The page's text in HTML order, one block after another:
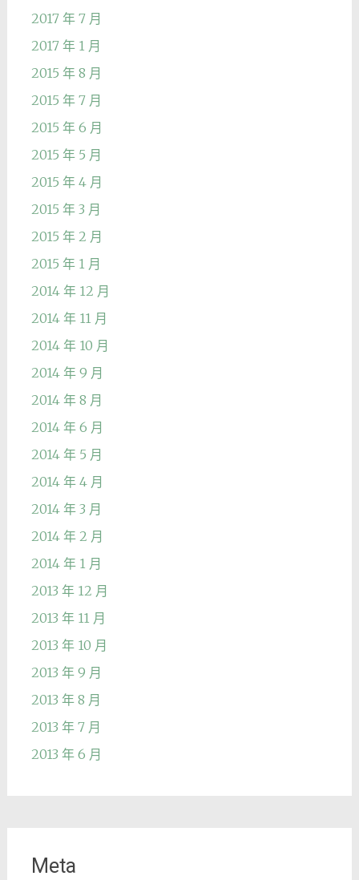
2017 年 7 月
2017 年 1 月
2015 年 8 月
2015 年 7 月
2015 年 6 月
2015 年 5 月
2015 年 4 月
2015 年 3 月
2015 年 2 月
2015 年 1 月
2014 年 12 月
2014 年 11 月
2014 年 10 月
2014 年 9 月
2014 年 8 月
2014 年 6 月
2014 年 5 月
2014 年 4 月
2014 年 3 月
2014 年 2 月
2014 年 1 月
2013 年 12 月
2013 年 11 月
2013 年 10 月
2013 年 9 月
2013 年 8 月
2013 年 7 月
2013 年 6 月
Meta